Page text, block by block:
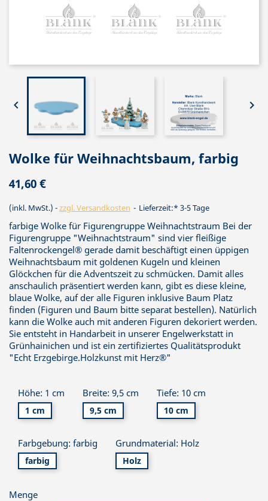
 
Wolke für Weihnachtsbaum, farbig
41,60 €
(inkl. MwSt.) zzgl. Versandkosten Lieferzeit:* 3-5 Tage
farbige Wolke für Figurengruppe Weihnachtstraum Bei der
Figurengruppe "Weihnachtstraum" sind vier fleißige
Faltenrockengel® gerade damit beschäftigt einen üppigen
Weihnachtsbaum mit goldenen Kugeln und kleinen
Glöckchen für die Adventszeit zu schmücken. Damit alles
anschaulich präsentiert werden kann, gibt es diese kleine,
blaue Wolke, auf der alle Figuren inklusive Baum Platz
finden (Figuren und Baum bitte separat bestellen). Natürlich
kann die Wolke auch mit anderen Figuren dekoriert werden.
Sie entsteht in Handarbeit in unserer Engelwerkstatt in
Grünhainichen und ist ein zertifiziertes Qualitätsprodukt
"Echt Erzgebirge.Holzkunst mit Herz®"
Höhe: 1 cm
1 cm
Breite: 9,5 cm
9,5 cm
Tiefe: 10 cm
10 cm
Farbgebung: farbig
farbig
Grundmaterial: Holz
Holz
Menge